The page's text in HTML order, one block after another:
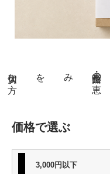
山形・長井の
恵
みを
、
大切な方への贈りものに
価格で選ぶ
3,000円以下